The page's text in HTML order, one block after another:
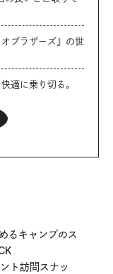
ブラザーズ』の世
適に乗り切る。
るキャンプのス
ト訪問スナッ